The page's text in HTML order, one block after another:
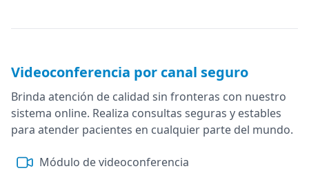
Videoconferencia por canal seguro
Brinda atención de calidad sin fronteras con nuestro
sistema online. Realiza consultas seguras y estables
para atender pacientes en cualquier parte del mundo.
Módulo de videoconferencia